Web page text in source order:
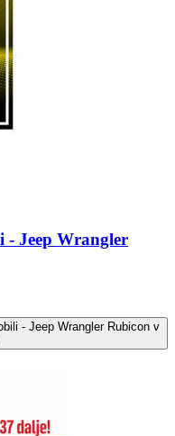
- Jeep Wrangler
- Jeep Wrangler Rubicon v